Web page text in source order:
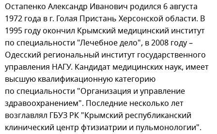
Остапенко Александр Иванович родился 6 августа
1972 года в г. Голая Пристань Херсонской области. В
1995 году окончил Крымский медицинский институт
по специальности "Лечебное дело", в 2008 году –
Одесский региональный институт государственного
управления НАГУ. Кандидат медицинских наук, имеет
высшую квалификационную категорию
по специальности "Организация и управление
здравоохранением". Последние несколько лет
возглавлял ГБУЗ РК "Крымский республиканский
клинический центр фтизиатрии и пульмонологии".